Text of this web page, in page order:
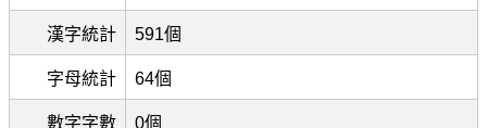
漢字統計 591個
字母統計 64個
數字字數 0個